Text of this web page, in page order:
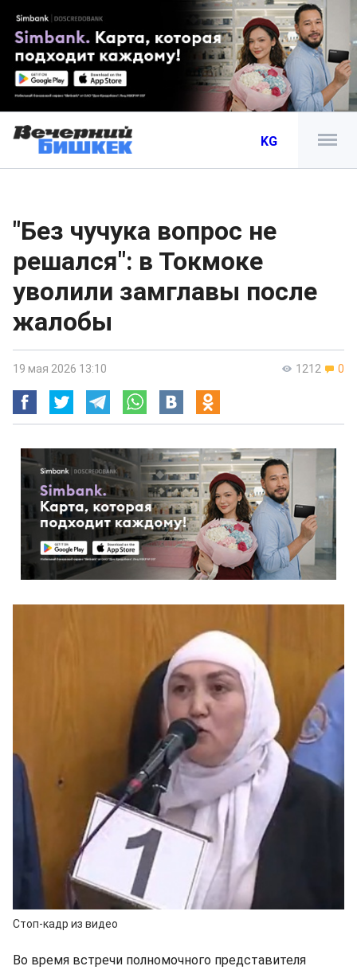
KG
"Без чучука вопрос не
решался": в Токмоке
уволили замглавы после
жалобы
1212 0
19 мая 2026 13:10
Стоп-кадр из видео
Во время встречи полномочного представителя